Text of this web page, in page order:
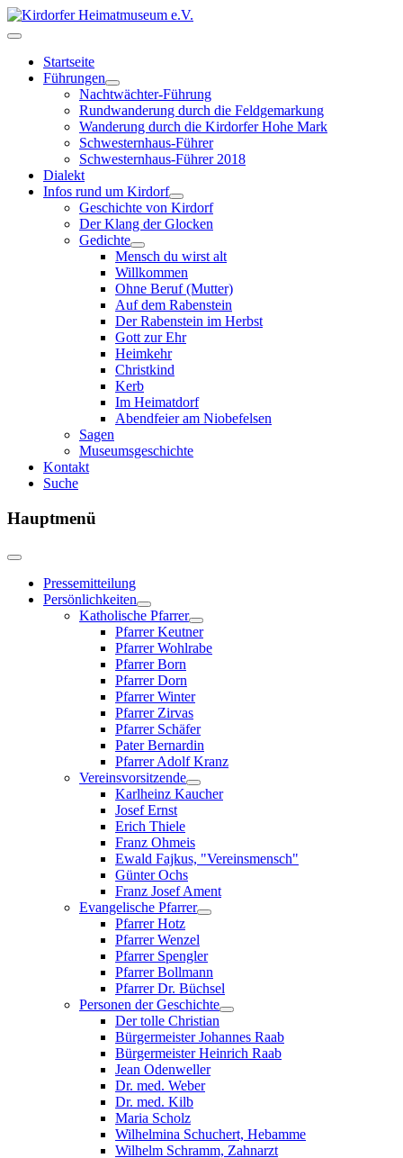
Startseite
Führungen
Nachtwächter-Führung
Rundwanderung durch die Feldgemarkung
Wanderung durch die Kirdorfer Hohe Mark
Schwesternhaus-Führer
Schwesternhaus-Führer 2018
Dialekt
Infos rund um Kirdorf
Geschichte von Kirdorf
Der Klang der Glocken
Gedichte
Mensch du wirst alt
Willkommen
Ohne Beruf (Mutter)
Auf dem Rabenstein
Der Rabenstein im Herbst
Gott zur Ehr
Heimkehr
Christkind
Kerb
Im Heimatdorf
Abendfeier am Niobefelsen
Sagen
Museumsgeschichte
Kontakt
Suche
Hauptmenü
Pressemitteilung
Persönlichkeiten
Katholische Pfarrer
Pfarrer Keutner
Pfarrer Wohlrabe
Pfarrer Born
Pfarrer Dorn
Pfarrer Winter
Pfarrer Zirvas
Pfarrer Schäfer
Pater Bernardin
Pfarrer Adolf Kranz
Vereinsvorsitzende
Karlheinz Kaucher
Josef Ernst
Erich Thiele
Franz Ohmeis
Ewald Fajkus, "Vereinsmensch"
Günter Ochs
Franz Josef Ament
Evangelische Pfarrer
Pfarrer Hotz
Pfarrer Wenzel
Pfarrer Spengler
Pfarrer Bollmann
Pfarrer Dr. Büchsel
Personen der Geschichte
Der tolle Christian
Bürgermeister Johannes Raab
Bürgermeister Heinrich Raab
Jean Odenweller
Dr. med. Weber
Dr. med. Kilb
Maria Scholz
Wilhelmina Schuchert, Hebamme
Wilhelm Schramm, Zahnarzt